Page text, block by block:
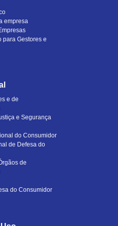
empresa
para Gestores e
e de
e Segurança
do Consumidor
de Defesa do
de
do Consumidor